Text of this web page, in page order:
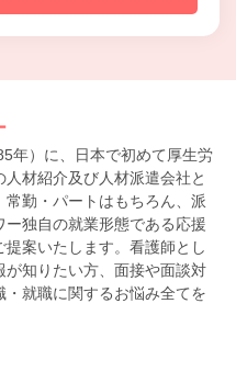
年）に、日本で初めて厚生労
材紹介及び人材派遣会社と
常勤・パートはもちろん、派
独自の就業形態である応援
案いたします。看護師とし
知りたい方、面接や面談対
就職に関するお悩み全てを